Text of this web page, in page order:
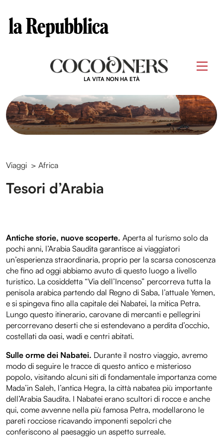
LA VITA NON HA ETÀ
Viaggi > Africa
Tesori d’Arabia
Antiche storie, nuove scoperte. Aperta al turismo solo da
pochi anni, l’Arabia Saudita garantisce ai viaggiatori
un’esperienza straordinaria, proprio per la scarsa conoscenza
che fino ad oggi abbiamo avuto di questo luogo a livello
turistico. La cosiddetta “Via dell’Incenso” percorreva tutta la
penisola arabica partendo dal Regno di Saba, l’attuale Yemen,
e si spingeva fino alla capitale dei Nabatei, la mitica Petra.
Lungo questo itinerario, carovane di mercanti e pellegrini
percorrevano deserti che si estendevano a perdita d’occhio,
costellati da oasi, wadi e centri abitati.
Sulle orme dei Nabatei. Durante il nostro viaggio, avremo
modo di seguire le tracce di questo antico e misterioso
popolo, visitando alcuni siti di fondamentale importanza come
Mada’in Saleh, l’antica Hegra, la città nabatea più importante
dell’Arabia Saudita. I Nabatei erano scultori di rocce e anche
qui, come avvenne nella più famosa Petra, modellarono le
pareti rocciose ricavando imponenti sepolcri che
conferiscono al paesaggio un aspetto surreale.